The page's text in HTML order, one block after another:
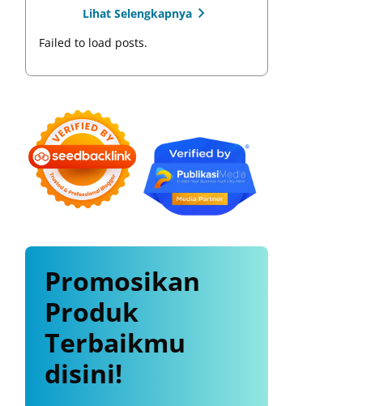
Lihat Selengkapnya
Failed to load posts.
Promosikan
Produk
Terbaikmu
disini!